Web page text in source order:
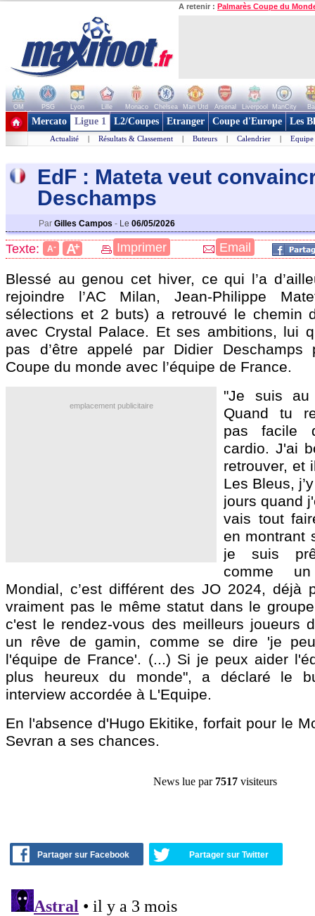
A retenir : Palmarès Coupe du
OM PSG Lyon Lille Monaco Chelsea Man Utd Arsenal Liverpool ManCity
+ de clubs
Mercato Ligue 1 L2/Coupes Etranger Coupe d'Europe Les
Actualité | Résultats & Classement | Buteurs | Calendrier | Equipe
EdF : Mateta veut
Deschamps
Par Gilles Campos - Le 06/05/2026
Texte: A- A+ Imprimer Email
Blessé au genou cet hiver, ce qui l’a
rejoindre l’AC Milan, Jean-Philippe
sélections et 2 buts) a retrouvé le chemin
avec Crystal Palace. Et ses ambitions, lui
pas d’être appelé par Didier Deschamps
Coupe du monde avec l’équipe de France.
emplacement publicitaire
"Je suis
Quand tu
pas facile
cardio. J'ai
retrouver, et
Les Bleus,
jours quand
vais tout
en montrant
je suis
comme
Mondial, c’est différent des JO 2024, déjà
vraiment pas le même statut dans le
c'est le rendez-vous des meilleurs joueurs
un rêve de gamin, comme se dire 'je
l'équipe de France'. (...) Si je peux aider
plus heureux du monde", a déclaré le
interview accordée à L'Equipe.
En l'absence d'Hugo Ekitike, forfait pour le
Sevran a ses chances.
News lue par 7517 visiteurs
Partager sur Facebook Partager sur Twitter